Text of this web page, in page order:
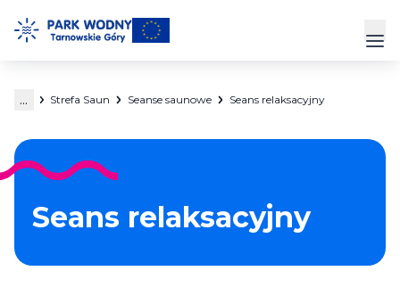
do
Park Wodny
Siłownia
Cennik
... Strefa Saun Seanse saunowe Seans relaksacyjny
Seans relaksacyjny